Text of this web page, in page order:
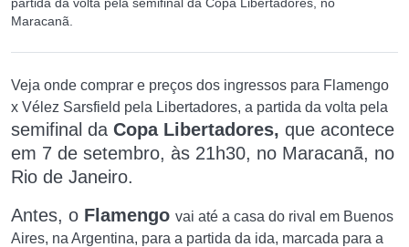
Maracanã.
Veja onde comprar e preços dos ingressos para Flamengo
x Vélez Sarsfield pela Libertadores, a partida da volta pela
semifinal da Copa Libertadores, que acontece
em 7 de setembro, às 21h30, no Maracanã, no
Rio de Janeiro.
Antes, o Flamengo vai até a casa do rival em Buenos
Aires, na Argentina, para a partida da ida, marcada para a